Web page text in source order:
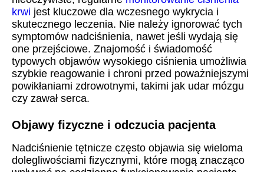
krwi jest kluczowe dla wczesnego wykrycia i
skutecznego leczenia. Nie należy ignorować tych
symptomów nadciśnienia, nawet jeśli wydają się
one przejściowe. Znajomość i świadomość
typowych objawów wysokiego ciśnienia umożliwia
szybkie reagowanie i chroni przed poważniejszymi
powikłaniami zdrowotnymi, takimi jak udar mózgu
czy zawał serca.
Objawy fizyczne i odczucia pacjenta
Nadciśnienie tętnicze często objawia się wieloma
dolegliwościami fizycznymi, które mogą znacząco